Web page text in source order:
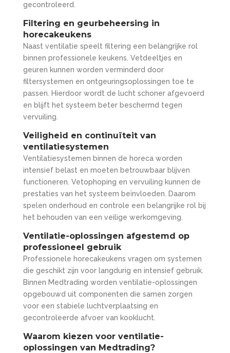
gecontroleerd.
Filtering en geurbeheersing in
horecakeukens
Naast ventilatie speelt filtering een belangrijke rol
binnen professionele keukens. Vetdeeltjes en
geuren kunnen worden verminderd door
filtersystemen en ontgeuringsoplossingen toe te
passen. Hierdoor wordt de lucht schoner afgevoerd
en blijft het systeem beter beschermd tegen
vervuiling.
Veiligheid en continuïteit van
ventilatiesystemen
Ventilatiesystemen binnen de horeca worden
intensief belast en moeten betrouwbaar blijven
functioneren. Vetophoping en vervuiling kunnen de
prestaties van het systeem beïnvloeden. Daarom
spelen onderhoud en controle een belangrijke rol bij
het behouden van een veilige werkomgeving.
Ventilatie-oplossingen afgestemd op
professioneel gebruik
Professionele horecakeukens vragen om systemen
die geschikt zijn voor langdurig en intensief gebruik.
Binnen Medtrading worden ventilatie-oplossingen
opgebouwd uit componenten die samen zorgen
voor een stabiele luchtverplaatsing en
gecontroleerde afvoer van kooklucht.
Waarom kiezen voor ventilatie-
oplossingen van Medtrading?